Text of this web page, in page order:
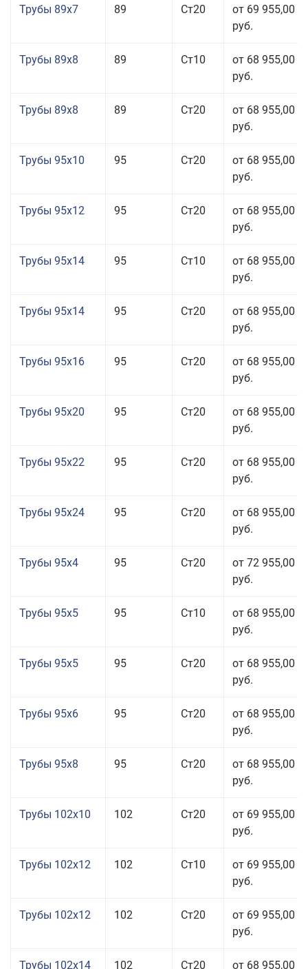
Трубы 89x7 89 Ст20
от 69 955,00
руб.
Трубы 89x8 89 Ст10
от 68 955,00
руб.
Трубы 89x8 89 Ст20
от 68 955,00
руб.
Трубы 95x10 95 Ст20
от 68 955,00
руб.
Трубы 95x12 95 Ст20
от 68 955,00
руб.
Трубы 95x14 95 Ст10
от 68 955,00
руб.
Трубы 95x14 95 Ст20
от 68 955,00
руб.
Трубы 95x16 95 Ст20
от 68 955,00
руб.
Трубы 95x20 95 Ст20
от 68 955,00
руб.
Трубы 95x22 95 Ст20
от 68 955,00
руб.
Трубы 95x24 95 Ст20
от 68 955,00
руб.
Трубы 95x4 95 Ст20
от 72 955,00
руб.
Трубы 95x5 95 Ст10
от 68 955,00
руб.
Трубы 95x5 95 Ст20
от 68 955,00
руб.
Трубы 95x6 95 Ст20
от 68 955,00
руб.
Трубы 95x8 95 Ст20
от 68 955,00
руб.
Трубы 102x10 102 Ст20
от 69 955,00
руб.
Трубы 102x12 102 Ст10
от 69 955,00
руб.
Трубы 102x12 102 Ст20
от 69 955,00
руб.
Трубы 102x14 102 Ст20 от 68 955,00